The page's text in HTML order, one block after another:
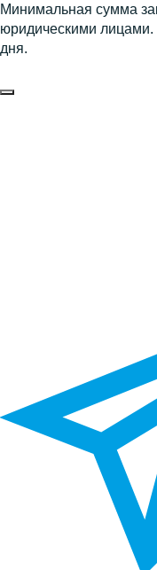
Минимальная сумма
юридическими лицами.
дня.